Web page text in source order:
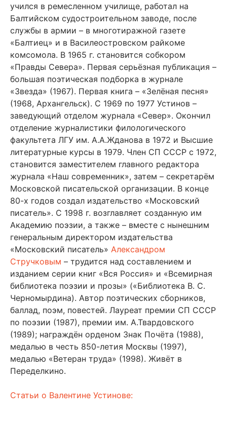
учился в ремесленном училище, работал на
Балтийском судостроительном заводе, после
службы в армии – в многотиражной газете
«Балтиец» и в Василеостровском райкоме
комсомола. В 1965 г. становится собкором
«Правды Севера». Первая серьёзная публикация –
большая поэтическая подборка в журнале
«Звезда» (1967). Первая книга – «Зелёная песня»
(1968, Архангельск). С 1969 по 1977 Устинов –
заведующий отделом журнала «Север». Окончил
отделение журналистики филологического
факультета ЛГУ им. А.А.Жданова в 1972 и Высшие
литературные курсы в 1979. Член СП СССР с 1972,
становится заместителем главного редактора
журнала «Наш современник», затем – секретарём
Московской писательской организации. В конце
80-х годов создал издательство «Московский
писатель». С 1998 г. возглавляет созданную им
Академию поэзии, а также – вместе с нынешним
генеральным директором издательства
«Московский писатель» Александром
Стручковым – трудится над составлением и
изданием серии книг «Вся Россия» и «Всемирная
библиотека поэзии и прозы» («Библиотека В. С.
Черномырдина). Автор поэтических сборников,
баллад, поэм, повестей. Лауреат премии СП СССР
по поэзии (1987), премии им. А.Твардовского
(1989); награждён орденом Знак Почёта (1988),
медалью в честь 850-летия Москвы (1997),
медалью «Ветеран труда» (1998). Живёт в
Переделкино.
Статьи о Валентине Устинове: